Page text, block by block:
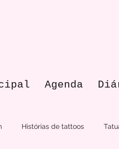
Agenda
Histórias de tattoos